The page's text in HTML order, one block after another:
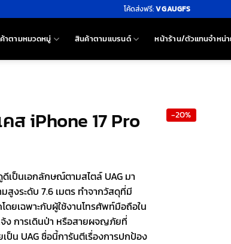
โค้ดส่งฟรี:VGAUGFS
าตามหมวดหมู่ สินค้าตามแบรนด์ หน้าร้าน/ตัวแทนจำหน่
ส iPhone 17 Pro
เป็นเอกลักษณ์ตามสไตล์ UAG มา
งระดับ 7.6 เมตร ทำจากวัสดุที่มี
ดยเฉพาะกับผู้ใช้งานโทรศัพท์มือถือใน
ง การเดินป่า หรือสายผจญภัยที่
ป็น UAG ชื่อนี้การันตีเรื่องการปกป้อง
-20%